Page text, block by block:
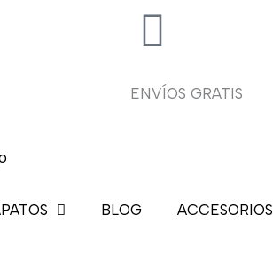
ENVÍOS GRATIS
BLOG ACCESORIOS